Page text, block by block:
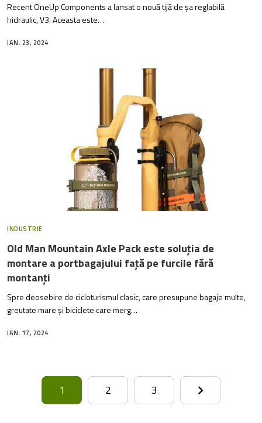
Recent OneUp Components a lansat o nouă tijă de șa reglabilă
hidraulic, V3. Aceasta este…
IAN. 23, 2024
INDUSTRIE
Old Man Mountain Axle Pack este soluția de
montare a portbagajului față pe furcile fără
montanți
Spre deosebire de cicloturismul clasic, care presupune bagaje multe,
greutate mare și biciclete care merg…
IAN. 17, 2024
1 2 3